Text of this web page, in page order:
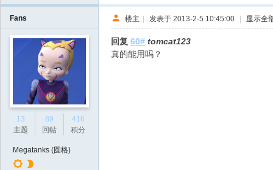
Fans
13
主题
89
回帖
416
积分
Megatanks (圆格)
楼主 | 发表于 2013-2-5 10:45:00 | 显示全
回复 60# tomcat123
真的能用吗？